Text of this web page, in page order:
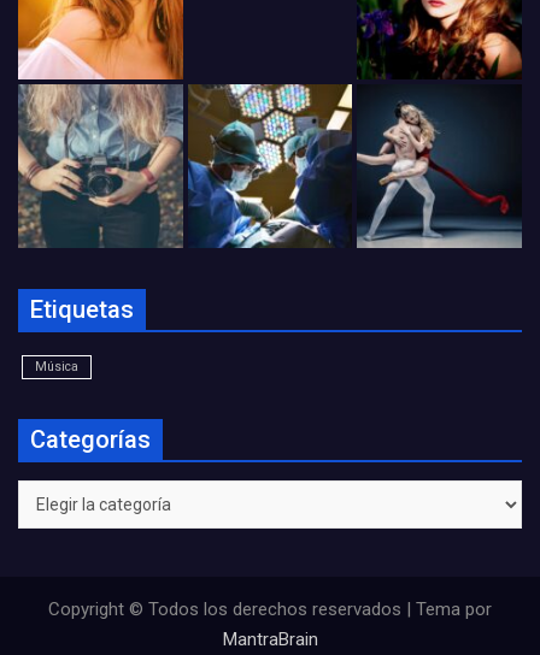
Etiquetas
Música
Categorías
Categorías
Copyright © Todos los derechos reservados | Tema por
MantraBrain